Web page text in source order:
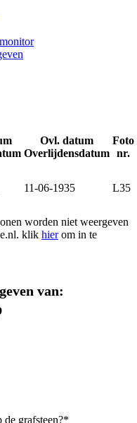
Ovl. datum
Overlijdensdatum
Foto
nr.
11-06-1935 L35
worden niet weergeven
klik hierom in te
van:
de grafsteen?*